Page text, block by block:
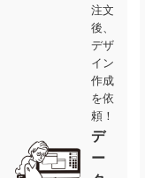
注文
後、
デザ
イン
作成
を依
頼！
デ
ー